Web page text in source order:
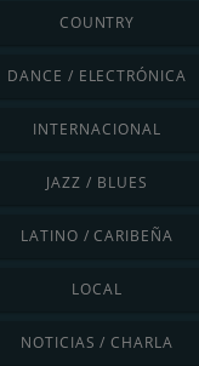
COUNTRY
DANCE / ELECTRÓNICA
INTERNACIONAL
JAZZ / BLUES
LATINO / CARIBEÑA
LOCAL
NOTICIAS / CHARLA